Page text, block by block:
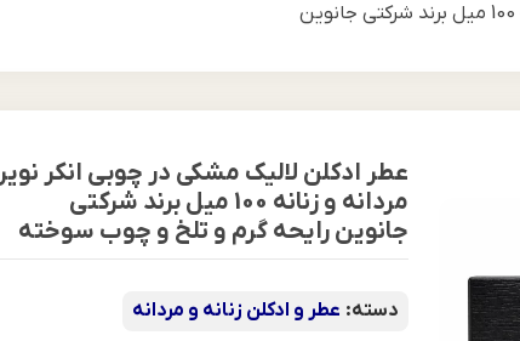
عطر ادکلن لالیک مشکی در چوبی انکر نویر مردانه و زنانه 100 میل برند شرکتی جانوین
عطر ادکلن لالیک مشکی در چوبی انکر نویر
مردانه و زنانه 100 میل برند شرکتی
جانوین رایحه گرم و تلخ و چوب سوخته
دسته: عطر و ادکلن زنانه و مردانه